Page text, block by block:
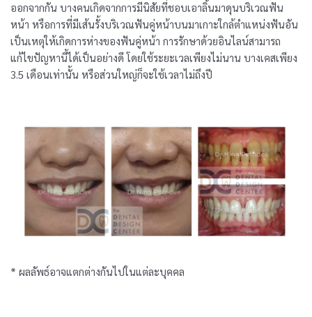
ออกจากกัน บางคนเกิดจากการมีนิสัยที่ชอบเอาลิ้นมาดุนบริเวณฟัน
หน้า หรือการที่มีเส้นรั้งบริเวณฟันคู่หน้าบนมาเกาะใกล้ตำแหน่งฟันอัน
เป็นเหตุให้เกิดการห่างของฟันคู่หน้า การรักษาด้วยอินไลน์สามารถ
แก้ไขปัญหานี้ได้เป็นอย่างดี โดยใช้ระยะเวลเพียงไม่นาน บางเคสเพียง
3.5 เดือนเท่านั้น หรือส่วนใหญ่ก็จะใช้เวลาไม่ถึงปี
* ผลลัพธ์อาจแตกต่างกันไปในแต่ละบุคคล